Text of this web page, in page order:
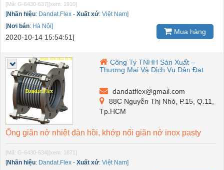
[Mã: G-6430-637][xem: 1910]
[Nhãn hiệu: Dandat.Flex - Xuất xứ: Việt Nam]
[Nơi bán: Hà Nội]
2020-10-14 15:54:51]
Mua hàng
Công Ty TNHH Sản Xuất –
Thương Mại Và Dịch Vụ Dân Đạt
dandatflex@gmail.com
88C Nguyễn Thị Nhỏ, P.15, Q.11,
Tp.HCM
Ống giãn nở nhiệt đàn hồi, khớp nối giãn nở inox pasty
[Mã: G-6430-634][xem: 1871]
[Nhãn hiệu: Dandat.Flex - Xuất xứ: Việt Nam]